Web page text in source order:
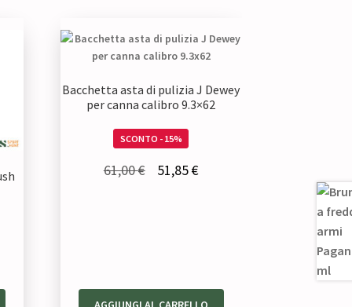
Bacchetta asta di pulizia J Dewey
per canna calibro 9.3×62
SCONTO - 15%
61,00€ 51,85€Il